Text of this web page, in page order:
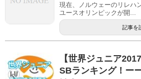
現在、ノルウェーのリレハ
ユースオリンピックが開...
記事を
【世界ジュニア
SBランキング！ー